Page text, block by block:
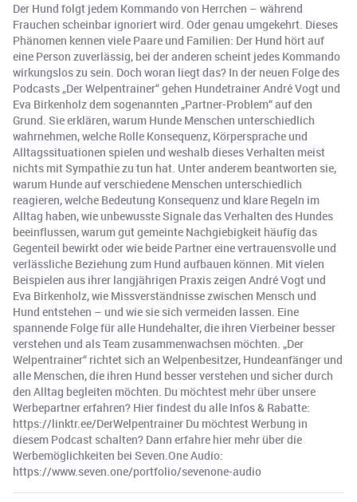
Der Hund folgt jedem Kommando von Herrchen – während
Frauchen scheinbar ignoriert wird. Oder genau umgekehrt. Dieses
Phänomen kennen viele Paare und Familien: Der Hund hört auf
eine Person zuverlässig, bei der anderen scheint jedes Kommando
wirkungslos zu sein. Doch woran liegt das? In der neuen Folge des
Podcasts „Der Welpentrainer“ gehen Hundetrainer André Vogt und
Eva Birkenholz dem sogenannten „Partner-Problem“ auf den
Grund. Sie erklären, warum Hunde Menschen unterschiedlich
wahrnehmen, welche Rolle Konsequenz, Körpersprache und
Alltagssituationen spielen und weshalb dieses Verhalten meist
nichts mit Sympathie zu tun hat. Unter anderem beantworten sie,
warum Hunde auf verschiedene Menschen unterschiedlich
reagieren, welche Bedeutung Konsequenz und klare Regeln im
Alltag haben, wie unbewusste Signale das Verhalten des Hundes
beeinflussen, warum gut gemeinte Nachgiebigkeit häufig das
Gegenteil bewirkt oder wie beide Partner eine vertrauensvolle und
verlässliche Beziehung zum Hund aufbauen können. Mit vielen
Beispielen aus ihrer langjährigen Praxis zeigen André Vogt und
Eva Birkenholz, wie Missverständnisse zwischen Mensch und
Hund entstehen – und wie sie sich vermeiden lassen. Eine
spannende Folge für alle Hundehalter, die ihren Vierbeiner besser
verstehen und als Team zusammenwachsen möchten. „Der
Welpentrainer“ richtet sich an Welpenbesitzer, Hundeanfänger und
alle Menschen, die ihren Hund besser verstehen und sicher durch
den Alltag begleiten möchten. Du möchtest mehr über unsere
Werbepartner erfahren? Hier findest du alle Infos & Rabatte:
https://linktr.ee/DerWelpentrainer Du möchtest Werbung in
diesem Podcast schalten? Dann erfahre hier mehr über die
Werbemöglichkeiten bei Seven.One Audio:
https://www.seven.one/portfolio/sevenone-audio